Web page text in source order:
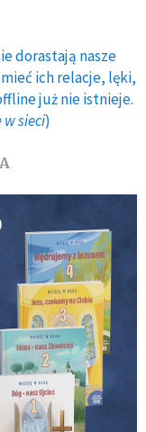
dorastają nasze
ich relacje, lęki,
już nie istnieje.
sieci)